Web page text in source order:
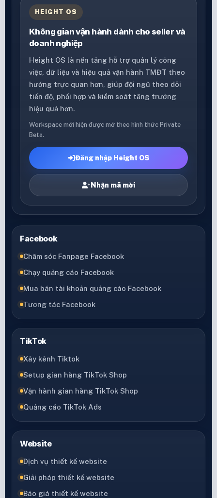
HEIGHT OS
Không gian vận hành dành cho seller và
doanh nghiệp
Height OS là nền tảng hỗ trợ quản lý công
việc, dữ liệu và hiệu quả vận hành TMĐT theo
hướng trực quan hơn, giúp đội ngũ theo dõi
tiến độ, phối hợp và kiểm soát tăng trưởng
hiệu quả hơn.
Workspace mới hiện được mở theo hình thức Private
Beta.
Đăng nhập Height OS
Nhận mã mời
Facebook
Chăm sóc Fanpage Facebook
Chạy quảng cáo Facebook
Mua bán tài khoản quảng cáo Facebook
Tương tác Facebook
TikTok
Xây kênh Tiktok
Setup gian hàng TikTok Shop
Vận hành gian hàng TikTok Shop
Quảng cáo TikTok Ads
Website
Dịch vụ thiết kế website
Giải pháp thiết kế website
Báo giá thiết kế website